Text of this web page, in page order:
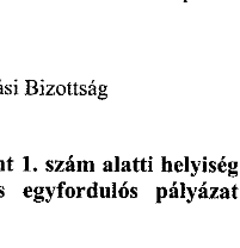
Bizottság
1. szám alatti helyiség
egyfordulós
pályázat